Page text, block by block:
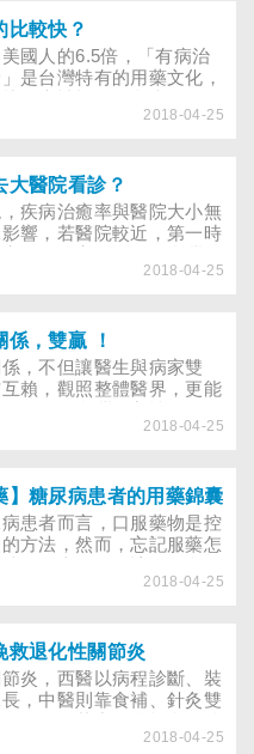
密（脂肪比例低）的乳
差，而台 灣婦女多為緻
超音波在台灣乃被大量
。台灣的臨床經驗顯示，
偵測到許多Ｘ光所未能發
或不確定的腫瘤，而增加
吸或組織切片）的動作，
要的焦慮 。歐美多運用
檢，強調提升其陽性預
性預測值，即乳房攝影時若
性預測值高，即意 味著
必要確診（結果是良性）
低。超音波運用於篩檢，
測值 如何，若多為良性
增加受檢婦女的焦慮 。 是
可做為參考：由觸診、超音
檢查診斷是否一致及惡性
慮 是否採行細針抽吸細
刺組織切片或手 術切
不需開刀切除。任一檢查
以避免細胞檢查偽陰性
或細胞檢查診斷非惡
年或一年後再以 超音波
定是否做細胞或切片檢
比較快？
國人的6.5倍，「有病治
是台灣特有的用藥文化，
劑對身體也會造成負擔。60
來，我都可以開藥房
著說。不只因為張伯伯患
疾病，他老是變換醫院、
屜藥品的主因。
2018-04-25
大醫院看診？
疾病治癒率與醫院大小無
響，若醫院較近，第一時
，還是一窩蜂往大醫院跑，
診所或是中小型醫院，則
為何民眾願意花時間、花
院排隊等待？
2018-04-25
，雙贏 ！
，不但讓醫生與病家雙
賴，觀照整體醫界，更能
常璀璨發亮於醫生與慢性病
的爭戰，所以容易以同理心
信賴醫師，醫者視病猶
2018-04-25
】糖尿病患者的用藥錦囊
患者而言，口服藥物是控
方法，然而，忘記服藥怎
者的用藥錦囊 在台灣，糖
第二型，第一型約佔患者
Insulin 的5％、第二型約
並非secretingagents）可
怕的是糖尿病產生的併發
病變、腎病變、神經病磺醯
2018-04-25
救退化性關節炎
炎，西醫以病程診斷、裝
，中醫則靠食補、針灸雙
退化關節，或許會有意想不
2018-04-25